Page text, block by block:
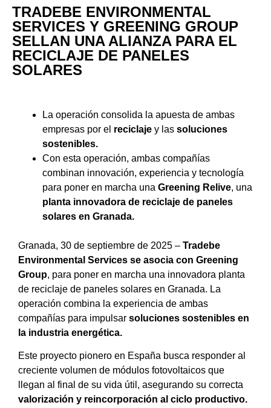
TRADEBE ENVIRONMENTAL
SERVICES Y GREENING GROUP
SELLAN UNA ALIANZA PARA EL
RECICLAJE DE PANELES
SOLARES
La operación consolida la apuesta de ambas
empresas por el reciclaje y las soluciones
sostenibles.
Con esta operación, ambas compañías
combinan innovación, experiencia y tecnología
para poner en marcha una Greening Relive, una
planta innovadora de reciclaje de paneles
solares en Granada.
Granada, 30 de septiembre de 2025 – Tradebe
Environmental Services se asocia con Greening
Group, para poner en marcha una innovadora planta
de reciclaje de paneles solares en Granada. La
operación combina la experiencia de ambas
compañías para impulsar soluciones sostenibles en
la industria energética.
Este proyecto pionero en España busca responder al
creciente volumen de módulos fotovoltaicos que
llegan al final de su vida útil, asegurando su correcta
valorización y reincorporación al ciclo productivo.